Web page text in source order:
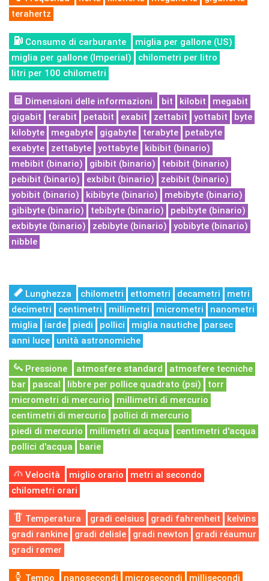
terahertz
Consumo di carburante
miglia per gallone (US)
miglia per gallone (Imperial)
chilometri per litro
litri per 100 chilometri
Dimensioni delle informazioni bit kilobit
megabit
gigabit
terabit petabit exabit zettabit yottabit
byte
kilobyte
megabyte gigabyte terabyte
petabyte
exabyte
zettabyte yottabyte
kibibit (binario)
mebibit (binario)
gibibit (binario)
tebibit (binario)
pebibit (binario)
exbibit (binario)
zebibit (binario)
yobibit (binario)
kibibyte (binario)
mebibyte (binario)
gibibyte (binario)
tebibyte (binario)
pebibyte (binario)
exbibyte (binario)
zebibyte (binario)
yobibyte (binario)
nibble
Lunghezza chilometri ettometri decametri
metri
decimetri
centimetri millimetri micrometri
nanometri
miglia
iarde piedi pollici miglia nautiche
parsec
anni luce
unità astronomiche
Pressione atmosfere standard
atmosfere tecniche
bar
pascal libbre per pollice quadrato (psi)
torr
micrometri di mercurio
millimetri di mercurio
centimetri di mercurio
pollici di mercurio
piedi di mercurio
millimetri di acqua
centimetri d'acqua
pollici d'acqua
barie
Velocità miglio orario
metri al secondo
chilometri orari
Temperatura gradi celsius gradi fahrenheit
kelvins
gradi rankine
gradi delisle gradi newton
gradi réaumur
gradi rømer
Tempo nanosecondi microsecondi
millisecondi